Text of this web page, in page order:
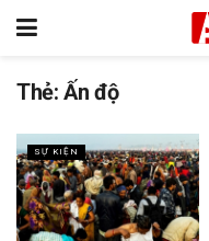
Thẻ:Ấn độ
SỰ KIỆN